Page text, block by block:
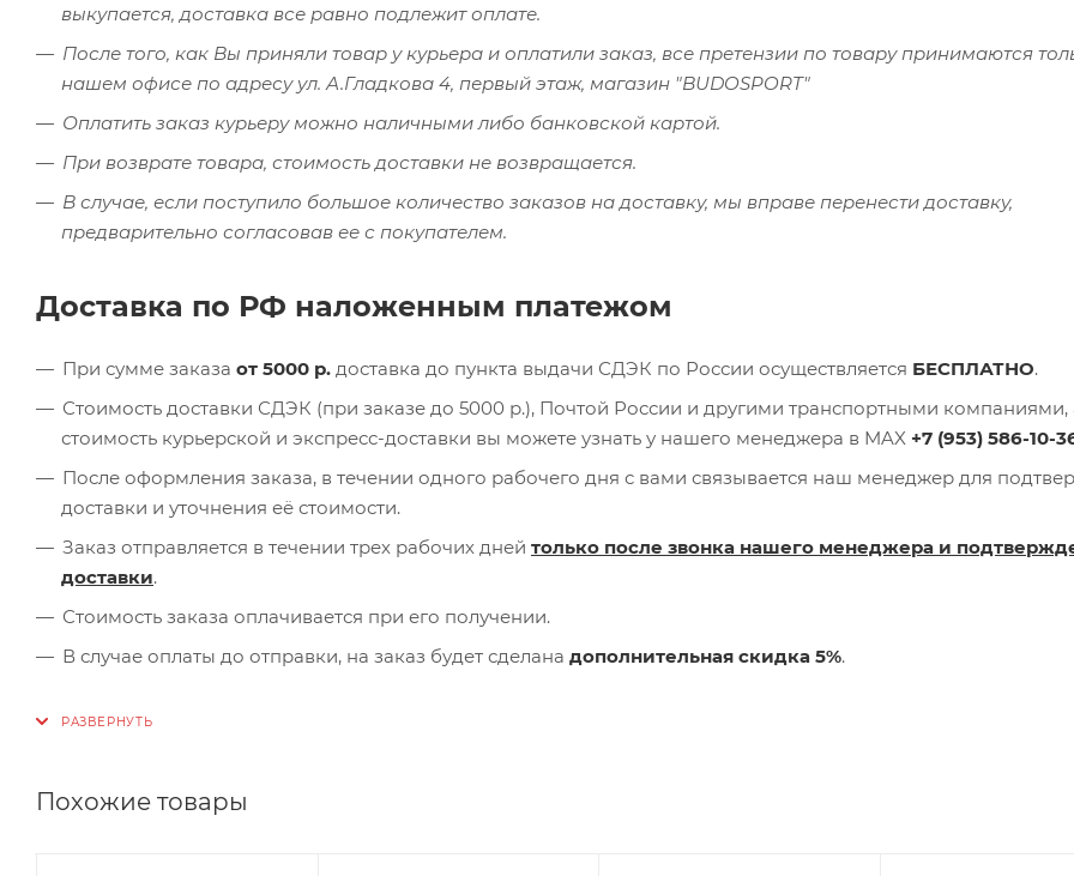
выкупается, доставка все равно подлежит оплате.
После того, как Вы приняли товар у курьера и оплатили заказ, все претензии по товару принимаются
нашем офисе по адресу ул. А.Гладкова 4, первый этаж, магазин "BUDOSPORT"
Оплатить заказ курьеру можно наличными либо банковской картой.
При возврате товара, стоимость доставки не возвращается.
В случае, если поступило большое количество заказов на доставку, мы вправе перенести доставку,
предварительно согласовав ее с покупателем.
Доставка по РФ наложенным платежом
При сумме заказа от 5000 р. доставка до пункта выдачи СДЭК по России осуществляется БЕСПЛАТНО.
Стоимость доставки СДЭК (при заказе до 5000 р.), Почтой России и другими транспортными компаниями,
стоимость курьерской и экспресс-доставки вы можете узнать у нашего менеджера в MAX +7 (953) 586-10-
После оформления заказа, в течении одного рабочего дня с вами связывается наш менеджер для
доставки и уточнения её стоимости.
Заказ отправляется в течении трех рабочих дней только после звонка нашего менеджера и
доставки.
Стоимость заказа оплачивается при его получении.
В случае оплаты до отправки, на заказ будет сделана дополнительная скидка 5%.
Похожие товары